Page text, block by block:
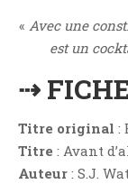
Articles De
Aventure
Bande Dessinée
« Avec une
est un
⇢
Titre original :
Titre : Avant
Auteur : S.J.